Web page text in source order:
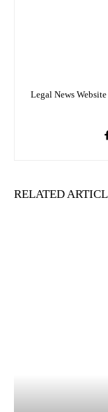
Legal News
RELATED